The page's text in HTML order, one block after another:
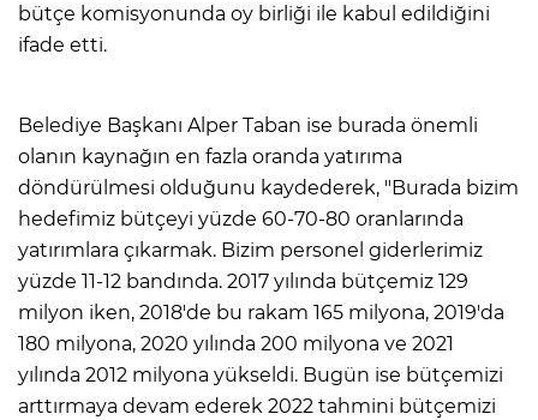
bütçe komisyonunda oy birliği ile kabul edildiğini
ifade etti.
Belediye Başkanı Alper Taban ise burada önemli
olanın kaynağın en fazla oranda yatırıma
döndürülmesi olduğunu kaydederek, "Burada bizim
hedefimiz bütçeyi yüzde 60-70-80 oranlarında
yatırımlara çıkarmak. Bizim personel giderlerimiz
yüzde 11-12 bandında. 2017 yılında bütçemiz 129
milyon iken, 2018'de bu rakam 165 milyona, 2019'da
180 milyona, 2020 yılında 200 milyona ve 2021
yılında 2012 milyona yükseldi. Bugün ise bütçemizi
arttırmaya devam ederek 2022 tahmini bütçemizi